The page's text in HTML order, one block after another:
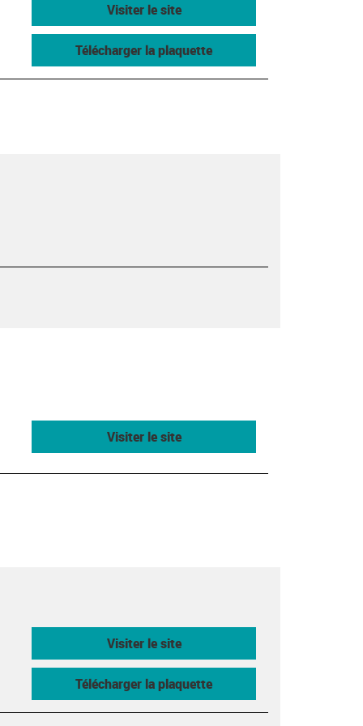
Visiter le site
Télécharger la plaquette
Visiter le site
Visiter le site
Télécharger la plaquette